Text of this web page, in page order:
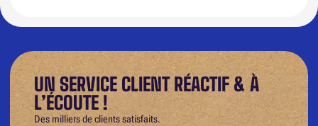
UN SERVICE CLIENT RÉACTIF & À
L’ÉCOUTE !
Des milliers de clients satisfaits.